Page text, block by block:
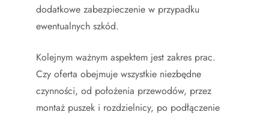
dodatkowe zabezpieczenie w przypadku
ewentualnych szkód.
Kolejnym ważnym aspektem jest zakres prac.
Czy oferta obejmuje wszystkie niezbędne
czynności, od położenia przewodów, przez
montaż puszek i rozdzielnicy, po podłączenie